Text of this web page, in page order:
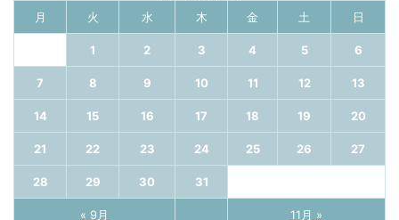
月 火 水 木 金 土 日
« 9月 11月 »
1 2 3 4 5 6
7 8 9 10 11 12 13
14 15 16 17 18 19 20
21 22 23 24 25 26 27
28 29 30 31